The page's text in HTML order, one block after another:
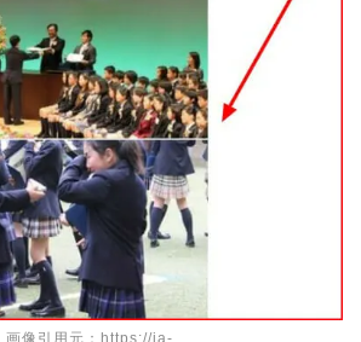
画像引用元：https://ja-